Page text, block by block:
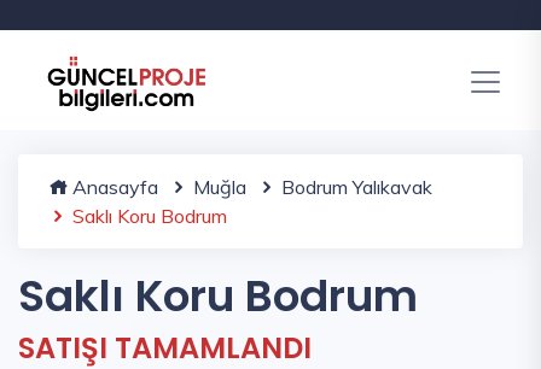
Anasayfa Muğla
Bodrum Yalıkavak
Saklı Koru Bodrum
Saklı Koru Bodrum
SATIŞI TAMAMLANDI